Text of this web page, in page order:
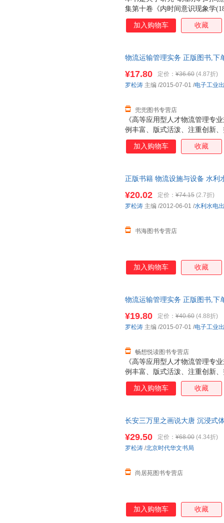
集第十卷《内时间意识现象学
塞尔生前已发表著作和身后被
与分析入手，对胡塞尔内时间
加入购物车 收藏
物流运输管理实务 正版图书,下
《高等应用型人才物流管理专
例丰富、版式活泼、注重创新
作为高职高专、应用型物流管
员工的培训，并为广大社会从
¥17.80 定价： ¥36.60 (4.87折)
兜兜图书专营店
罗松涛 主编 /2015-07-01 /电子工业
加入购物车 收藏
正版书籍 物流设施与设备 水利
¥20.02 定价： ¥74.15 (2.7折)
书海图书专营店
罗松涛 主编 /2012-06-01 /水利水电
加入购物车 收藏
物流运输管理实务 正版图书,下
《高等应用型人才物流管理专
例丰富、版式活泼、注重创新
作为高职高专、应用型物流管
员工的培训，并为广大社会从
¥19.80 定价： ¥40.60 (4.88折)
畅想悦读图书专营店
罗松涛 主编 /2015-07-01 /电子工业
加入购物车 收藏
长安三万里之画说大唐 沉浸式
正版图书 请放心下单，本店所
¥29.50 定价： ¥68.00 (4.34折)
尚居苑图书专营店
罗松涛 /北京时代华文书局
加入购物车 收藏